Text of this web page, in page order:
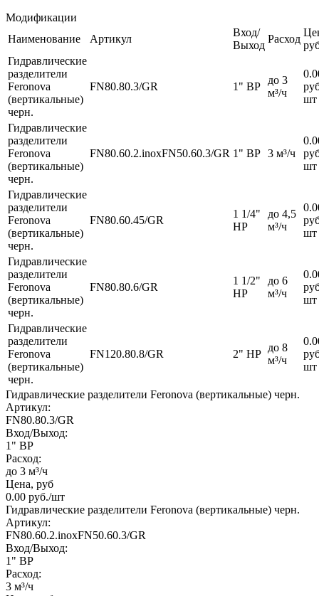
Модификации
Наименование
Артикул
Вход/
Выход
Расход
Гидравлические
разделители
Feronova
(вертикальные)
черн.
FN80.80.3/GR 1" ВР
до 3
м³/ч
шт
Гидравлические
разделители
Feronova
(вертикальные)
черн.
FN80.60.2.inoxFN50.60.3/GR 1" ВР 3 м³/ч
шт
Гидравлические
разделители
Feronova
(вертикальные)
черн.
FN80.60.45/GR
1 1/4"
НР
до 4,5
м³/ч
шт
Гидравлические
разделители
Feronova
(вертикальные)
черн.
FN80.80.6/GR
1 1/2"
НР
до 6
м³/ч
шт
Гидравлические
разделители
Feronova
(вертикальные)
черн.
FN120.80.8/GR 2" НР
до 8
м³/ч
шт
Гидравлические разделители Feronova (вертикальные) черн.
Артикул:
FN80.80.3/GR
Вход/Выход:
1" ВР
Расход:
до 3 м³/ч
Цена, руб
0.00 руб./шт
Гидравлические разделители Feronova (вертикальные) черн.
Артикул:
FN80.60.2.inoxFN50.60.3/GR
Вход/Выход:
1" ВР
Расход:
3 м³/ч